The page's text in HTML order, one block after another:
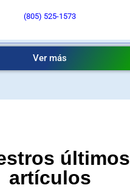
(805) 525-1573
Ver más
últimos
artículos